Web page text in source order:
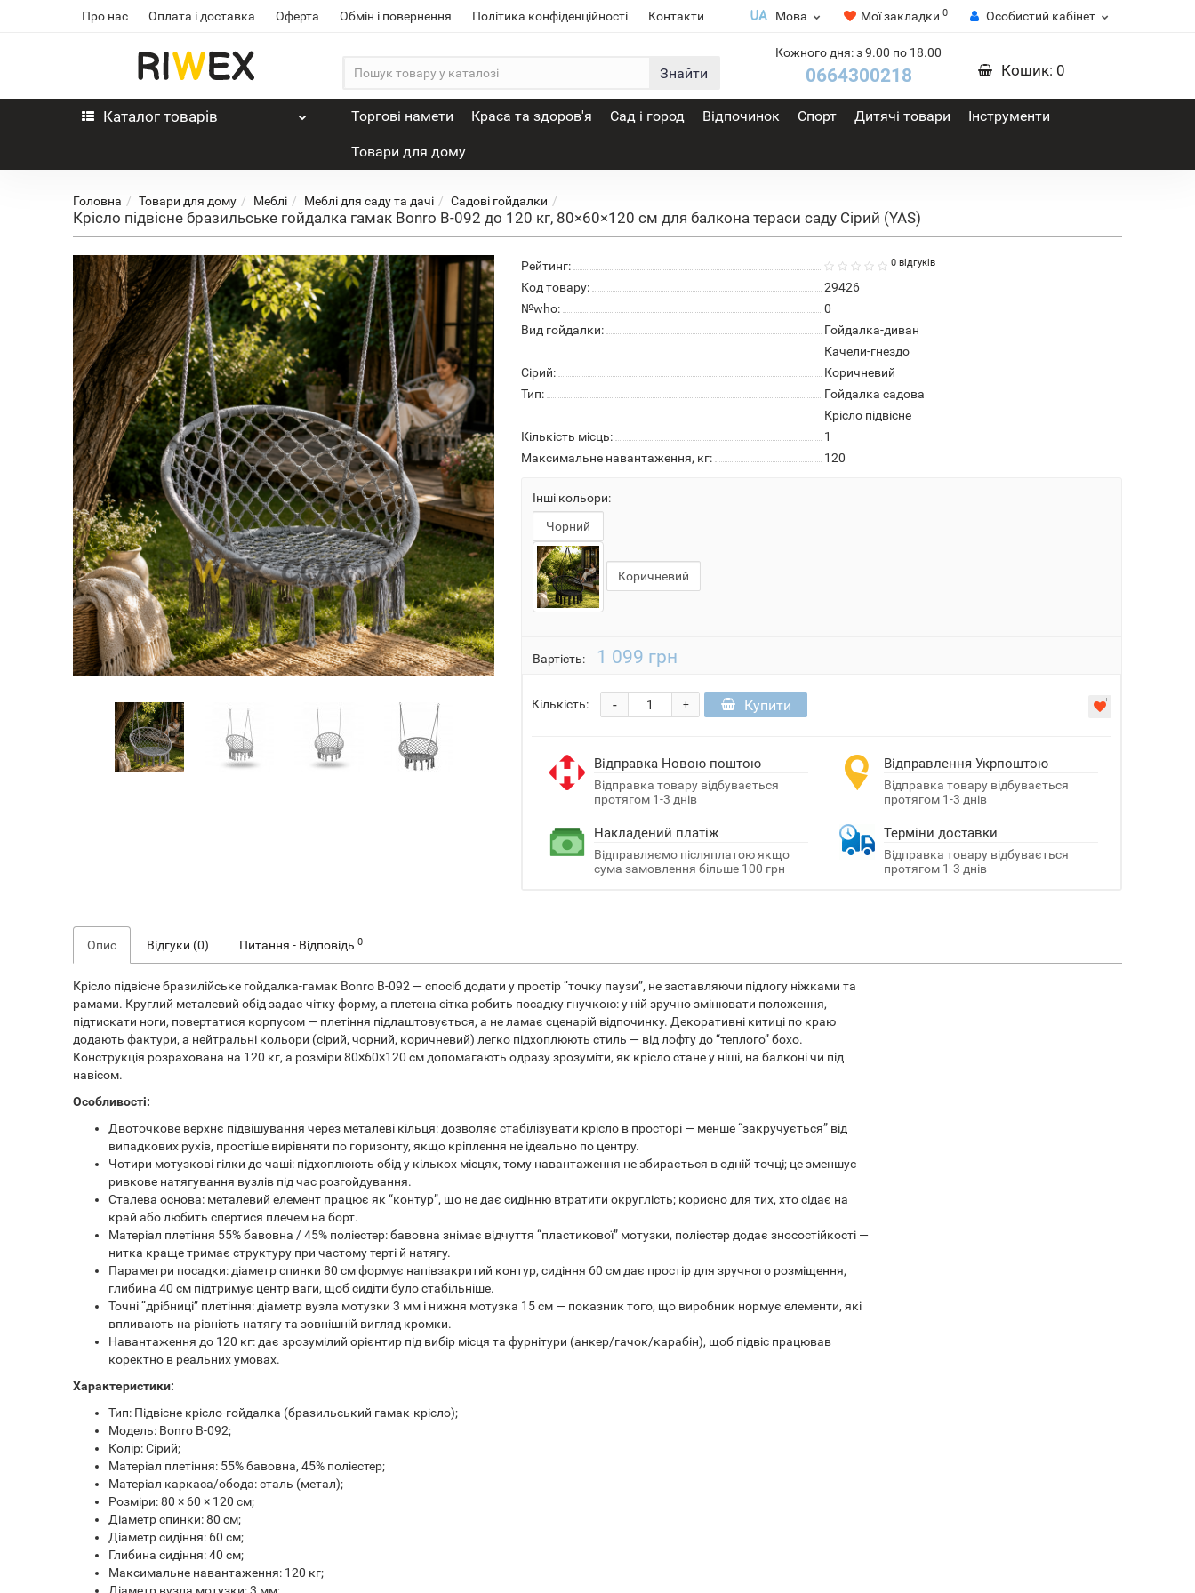
Про нас Оплата і доставка Оферта Обмін і повернення Політика конфіденційності Контакти Мова Мої закладки 0 Особистий кабінет
Знайти
Кожного дня: з 9.00 по 18.00
0664300218 Кошик: 0
Каталог товарів Торгові намети Краса та здоров'я Сад і город Відпочинок Спорт Дитячі товари Інструменти
Товари для дому
Головна Товари для дому Меблі Меблі для саду та дачі Садові гойдалки
Крісло підвісне бразильське гойдалка гамак Bonro B-092 до 120 кг, 80×60×120 см для балкона тераси саду Сірий (YAS)
Рейтинг: 0 відгуків
Код товару:
29426
№who:
0
Вид гойдалки:
Гойдалка-диван
Качели-гнездо
Сірий:
Коричневий
Тип:
Гойдалка садова
Крісло підвісне
Кількість місць:
1
Максимальне навантаження, кг:
120
Інші кольори:
Чорний
Коричневий
Вартість: 1 099 грн
Кількість: +
- Купити
Відправка Новою поштою
Відправка товару відбувається
протягом 1-3 днів
Відправлення Укрпоштою
Відправка товару відбувається
протягом 1-3 днів
Накладений платіж
Відправляємо післяплатою якщо
сума замовлення більше 100 грн
Терміни доставки
Відправка товару відбувається
протягом 1-3 днів
Опис Відгуки (0) Питання - Відповідь0
Крісло підвісне бразилійське гойдалка-гамак Bonro B-092 — спосіб додати у простір “точку паузи”, не заставляючи підлогу ніжками та
рамами. Круглий металевий обід задає чітку форму, а плетена сітка робить посадку гнучкою: у ній зручно змінювати положення,
підтискати ноги, повертатися корпусом — плетіння підлаштовується, а не ламає сценарій відпочинку. Декоративні китиці по краю
додають фактури, а нейтральні кольори (сірий, чорний, коричневий) легко підхоплюють стиль — від лофту до “теплого” бохо.
Конструкція розрахована на 120 кг, а розміри 80×60×120 см допомагають одразу зрозуміти, як крісло стане у ніші, на балконі чи під
навісом.
Особливості:
Двоточкове верхнє підвішування через металеві кільця: дозволяє стабілізувати крісло в просторі — менше “закручується” від
випадкових рухів, простіше вирівняти по горизонту, якщо кріплення не ідеально по центру.
Чотири мотузкові гілки до чаші: підхоплюють обід у кількох місцях, тому навантаження не збирається в одній точці; це зменшує
ривкове натягування вузлів під час розгойдування.
Сталева основа: металевий елемент працює як “контур”, що не дає сидінню втратити округлість; корисно для тих, хто сідає на
край або любить спертися плечем на борт.
Матеріал плетіння 55% бавовна / 45% поліестер: бавовна знімає відчуття “пластикової” мотузки, поліестер додає зносостійкості —
нитка краще тримає структуру при частому терті й натягу.
Параметри посадки: діаметр спинки 80 см формує напівзакритий контур, сидіння 60 см дає простір для зручного розміщення,
глибина 40 см підтримує центр ваги, щоб сидіти було стабільніше.
Точні “дрібниці” плетіння: діаметр вузла мотузки 3 мм і нижня мотузка 15 см — показник того, що виробник нормує елементи, які
впливають на рівність натягу та зовнішній вигляд кромки.
Навантаження до 120 кг: дає зрозумілий орієнтир під вибір місця та фурнітури (анкер/гачок/карабін), щоб підвіс працював
коректно в реальних умовах.
Характеристики:
Тип: Підвісне крісло-гойдалка (бразильський гамак-крісло);
Модель: Bonro B-092;
Колір: Сірий;
Матеріал плетіння: 55% бавовна, 45% поліестер;
Матеріал каркаса/обода: сталь (метал);
Розміри: 80 × 60 × 120 см;
Діаметр спинки: 80 см;
Діаметр сидіння: 60 см;
Глибина сидіння: 40 см;
Максимальне навантаження: 120 кг;